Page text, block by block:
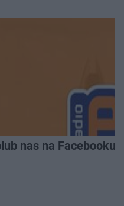
nas na Facebooku!